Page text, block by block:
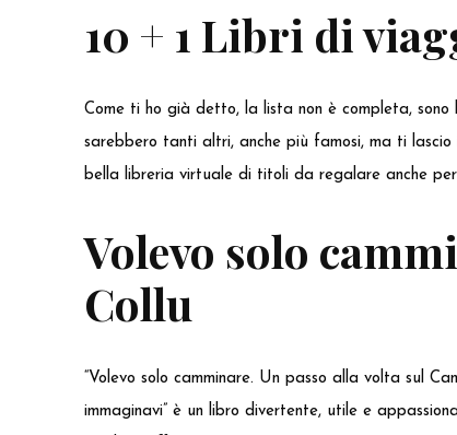
10 + 1 Libri di
Come ti ho già detto, la lista non è completa,
sarebbero tanti altri, anche più famosi, ma ti
bella libreria virtuale di titoli da regalare anche
Volevo solo
Collu
“Volevo solo camminare. Un passo alla volta sul
immaginavi” è un libro divertente, utile e